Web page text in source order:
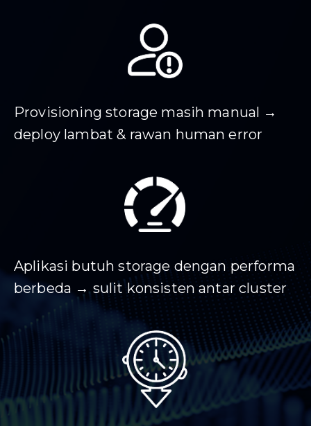
Provisioning storage masih manual →
deploy lambat & rawan human error
Aplikasi butuh storage dengan performa
berbeda → sulit konsisten antar cluster